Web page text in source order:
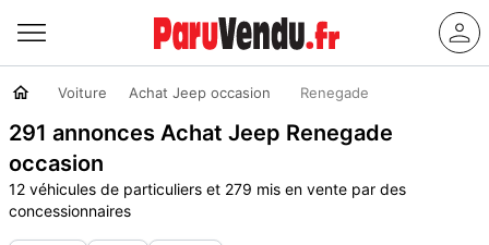
Voiture Achat Jeep occasion Renegade
291 annonces Achat Jeep Renegade
occasion
12 véhicules de particuliers et 279 mis en vente par des
concessionnaires